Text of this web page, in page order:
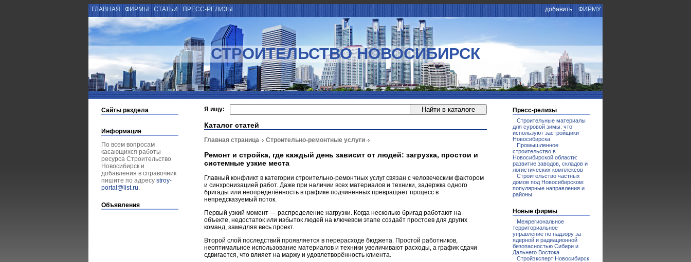
ГЛАВНАЯ ФИРМЫ СТАТЬИ ПРЕСС-РЕЛИЗЫ добавить ФИРМУ
СТРОИТЕЛЬСТВО НОВОСИБИРСК
Сайты раздела
Информация
По всем вопросам
касающихся работы
ресурса Строительство
Новосибирск и
добавления в справочник
пишите по адресу stroy-
portal@list.ru.
Объявления
Я ищу:
Каталог статей
Главная страница Строительно-ремонтные услуги
Ремонт и стройка, где каждый день зависит от людей: загрузка, простои и
системные узкие места
Главный конфликт в категории строительно-ремонтных услуг связан с человеческим фактором
и синхронизацией работ. Даже при наличии всех материалов и техники, задержка одного
бригады или неопределённость в графике подчинённых превращает процесс в
непредсказуемый поток.
Первый узкий момент — распределение нагрузки. Когда несколько бригад работают на
объекте, недостаток или избыток людей на ключевом этапе создаёт простоев для других
команд, замедляя весь проект.
Второй слой последствий проявляется в перерасходе бюджета. Простой работников,
неоптимальное использование материалов и техники увеличивают расходы, а график сдачи
сдвигается, что влияет на маржу и удовлетворённость клиента.
Пресс-релизы
Строительные материалы
для суровой зимы: что
используют застройщики
Новосибирска
Промышленное
строительство в
Новосибирской области:
развитие заводов, складов и
логистических комплексов
Строительство частных
домов под Новосибирском:
популярные направления и
районы
Новые фирмы
Межрегиональное
территориальное
управление по надзору за
ядерной и радиационной
безопасностью Сибири и
Дальнего Востока
Стройэксперт Новосибирск